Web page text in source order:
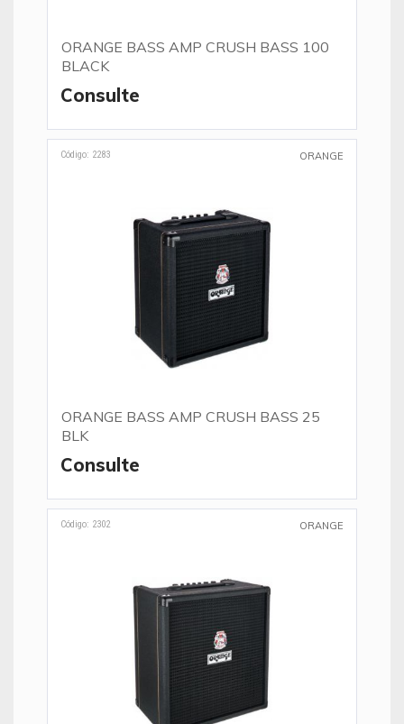
ORANGE BASS AMP CRUSH BASS 100
BLACK
Consulte
Código: 2283 ORANGE
ORANGE BASS AMP CRUSH BASS 25
BLK
Consulte
Código: 2302 ORANGE